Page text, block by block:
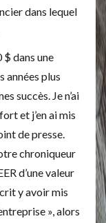
dans lequel
$ dans une
années plus
succès. Je n’ai
et j’en ai mis
de presse.
chroniqueur
d’une valeur
y avoir mis
», alors